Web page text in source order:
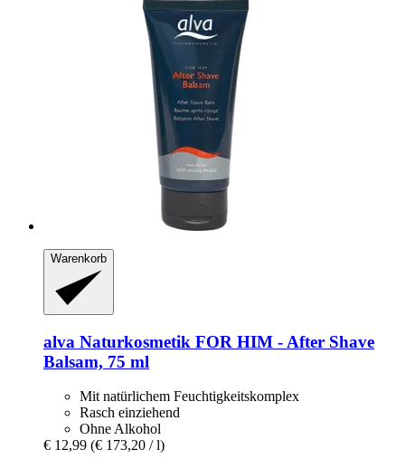
Warenkorb
alva Naturkosmetik FOR HIM -​ After Shave
Balsam, 75 ml
Mit natürlichem Feuchtigkeitskomplex
Rasch einziehend
Ohne Alkohol
€ 12,99 (€ 173,20 / l)